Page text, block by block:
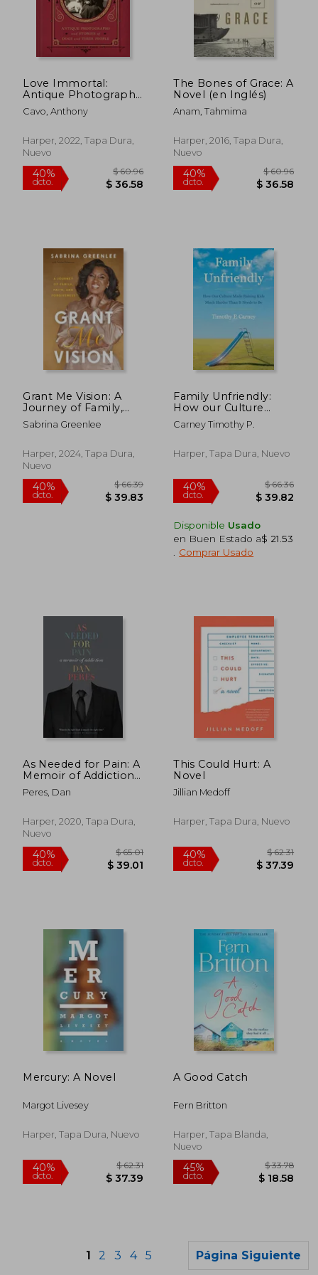
dcto. dcto.
45%
dcto. $ 30.77
40%
dcto.
40%
dcto. $ 37.39
40%
Love Immortal:
Antique Photographs
and Stories of Dogs
and Their People (en
Cavo, Anthony
Harper, 2022, Tapa Dura,
Nuevo
40%
dcto. $ 36.58
The Bones of Grace: A
Novel (en Inglés)
Anam, Tahmima
Harper, 2016, Tapa Dura,
Nuevo
40%
dcto.
Grant Me Vision: A
Journey of Family,
Faith, and
Forgiveness (en
Sabrina Greenlee
Harper, 2024, Tapa Dura,
Nuevo
Family Unfriendly:
How our Culture
Made Raising Kids
Much Harder Than it
Inglés)
Carney Timothy P.
Harper, Tapa Dura, Nuevo
Disponible Usado
en Buen Estado a$ 21.53
Comprar Usado
As Needed for Pain: A
Memoir of Addiction
(en Inglés)
Peres, Dan
Harper, 2020, Tapa Dura,
Nuevo
This Could Hurt: A
Novel
Jillian Medoff
Harper, Tapa Dura, Nuevo
Mercury: A Novel
Margot Livesey
Harper, Tapa Dura, Nuevo
A Good Catch
Fern Britton
Harper, Tapa Blanda,
Nuevo
1 2 3 4 5 Página Siguiente